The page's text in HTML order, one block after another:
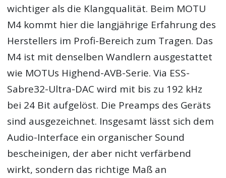
wichtiger als die Klangqualität. Beim MOTU
M4 kommt hier die langjährige Erfahrung des
Herstellers im Profi-Bereich zum Tragen. Das
M4 ist mit denselben Wandlern ausgestattet
wie MOTUs Highend-AVB-Serie. Via ESS-
Sabre32-Ultra-DAC wird mit bis zu 192 kHz
bei 24 Bit aufgelöst. Die Preamps des Geräts
sind ausgezeichnet. Insgesamt lässt sich dem
Audio-Interface ein organischer Sound
bescheinigen, der aber nicht verfärbend
wirkt, sondern das richtige Maß an